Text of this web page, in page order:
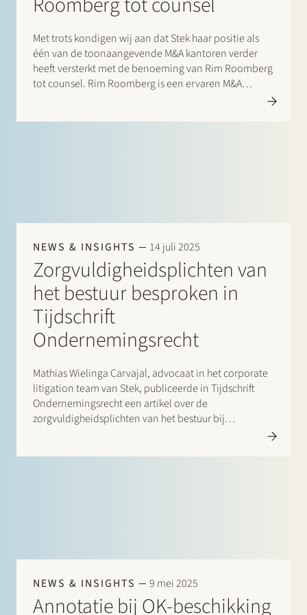
Met trots kondigen wij aan dat Stek haar positie als
één van de toonaangevende M&A kantoren verder
heeft versterkt met de benoeming van Rim Roomberg
tot counsel. Rim Roomberg is een ervaren M&A
NEWS & INSIGHTS 14 juli 2025
Zorgvuldigheidsplichten van
het bestuur besproken in
Tijdschrift
Ondernemingsrecht
Mathias Wielinga Carvajal, advocaat in het corporate
litigation team van Stek, publiceerde in Tijdschrift
Ondernemingsrecht een artikel over de
zorgvuldigheidsplichten van het bestuur bij
NEWS & INSIGHTS 9 mei 2025
Annotatie bij OK-beschikking